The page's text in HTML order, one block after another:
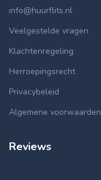
info@huurflits.nl
Veelgestelde vragen
Klachtenregeling
Herroepingsrecht
Privacybeleid
Algemene voorwaarden
Reviews